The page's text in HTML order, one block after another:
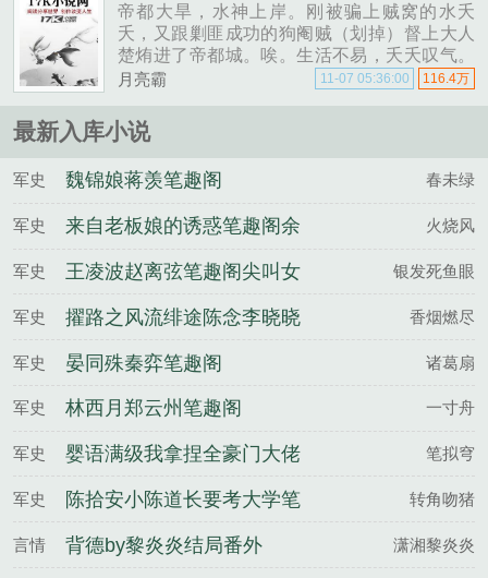
帝都大旱，水神上岸。刚被骗上贼窝的水夭
夭，又跟剿匪成功的狗阉贼（划掉）督上大人
楚烠进了帝都城。唉。生活不易，夭夭叹气。
正经花絮督上好，您老万安夭儿，到爹爹怀里
妖娆的凤目惑......
月亮霸 116.4万
11-07 05:36:00
最新入库小说
军史 魏锦娘蒋羡笔趣阁 春未绿
军史
来自老板娘的诱惑笔趣阁余
楠方婷婷
火烧风
军史
王凌波赵离弦笔趣阁尖叫女
王
银发死鱼眼
军史
擢路之风流绯途陈念李晓晓
免费阅读完整版
香烟燃尽
军史 晏同殊秦弈笔趣阁 诸葛扇
军史 林西月郑云州笔趣阁 一寸舟
军史
婴语满级我拿捏全豪门大佬
命脉笔趣阁宋予白简墨
笔拟穹
军史
陈拾安小陈道长要考大学笔
趣阁
转角吻猪
言情 背德by黎炎炎结局番外 潇湘黎炎炎